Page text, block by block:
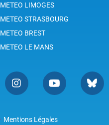
METEO LIMOGES
METEO STRASBOURG
METEO BREST
METEO LE MANS
Mentions Légales